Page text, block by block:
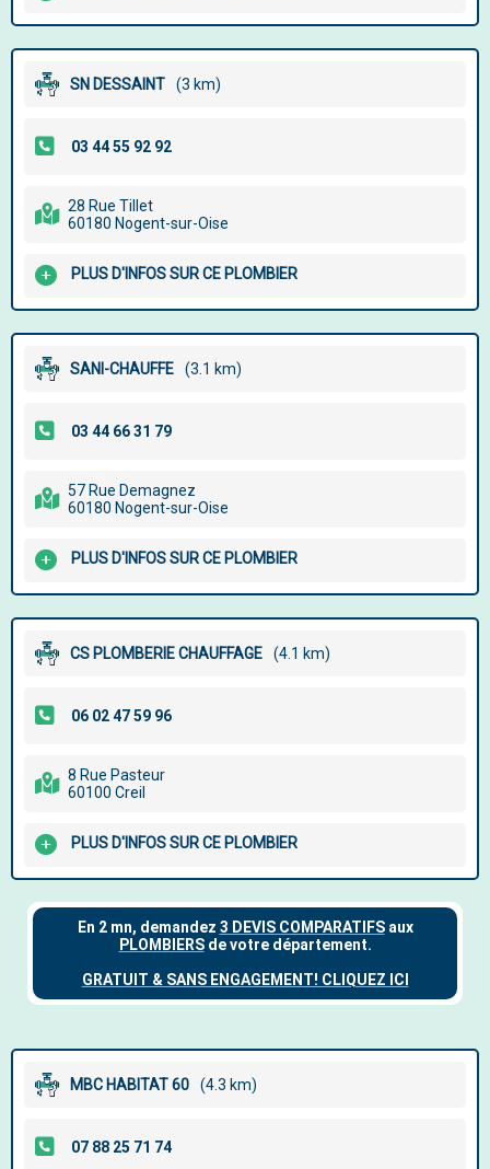
SN DESSAINT (3 km)
28 Rue Tillet
60180 Nogent-sur-Oise
PLUS D'INFOS SUR CE PLOMBIER
SANI-CHAUFFE (3.1 km)
57 Rue Demagnez
60180 Nogent-sur-Oise
PLUS D'INFOS SUR CE PLOMBIER
CS PLOMBERIE CHAUFFAGE (4.1 km)
8 Rue Pasteur
60100 Creil
PLUS D'INFOS SUR CE PLOMBIER
MBC HABITAT 60 (4.3 km)